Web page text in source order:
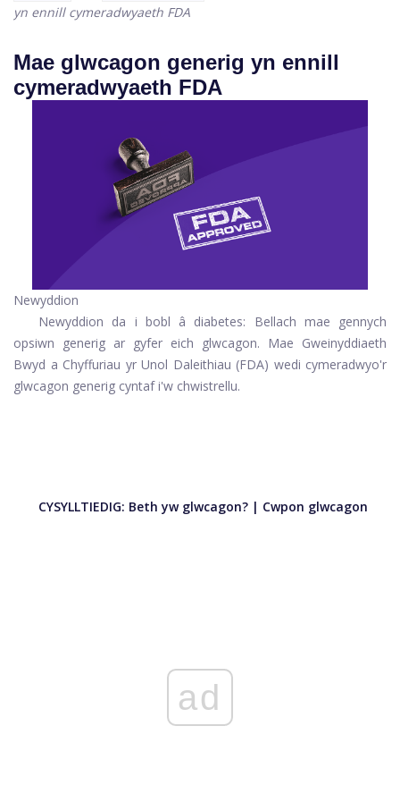
yn ennill cymeradwyaeth FDA
Mae glwcagon generig yn ennill
cymeradwyaeth FDA
Newyddion
Newyddion da i bobl â diabetes: Bellach mae gennych
opsiwn generig ar gyfer eich glwcagon. Mae Gweinyddiaeth
Bwyd a Chyffuriau yr Unol Daleithiau (FDA) wedi cymeradwyo'r
glwcagon generig cyntaf i'w chwistrellu.
CYSYLLTIEDIG: Beth yw glwcagon? | Cwpon glwcagon
ad